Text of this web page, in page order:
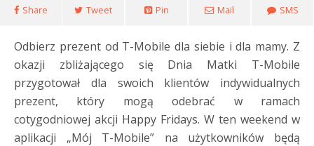
Share Tweet Pin Mail SMS
Odbierz prezent od T-Mobile dla siebie i dla mamy. Z
okazji zbliżającego się Dnia Matki T-Mobile
przygotował dla swoich klientów indywidualnych
prezent, który mogą odebrać w ramach
cotygodniowej akcji Happy Fridays. W ten weekend w
aplikacji „Mój T-Mobile” na użytkowników będą